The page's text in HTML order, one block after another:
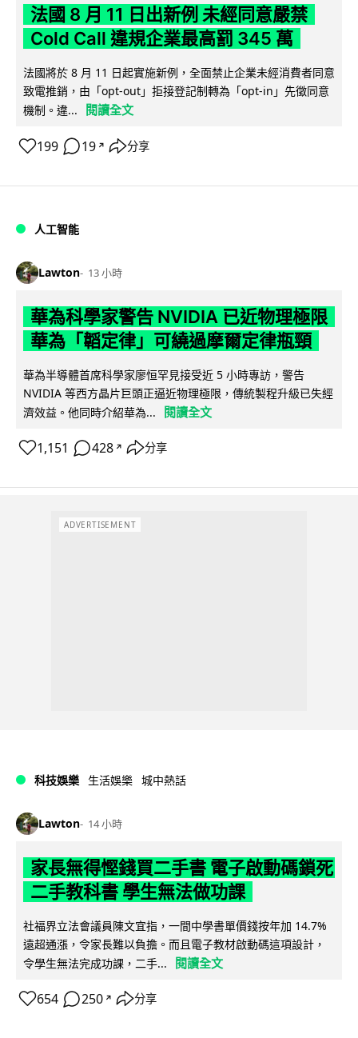
法國 8 月 11 日出新例 未經同意嚴禁
Cold Call 違規企業最高罰 345 萬
法國將於 8 月 11 日起實施新例，全面禁止企業未經消費者同意
致電推銷，由「opt-out」拒接登記制轉為「opt-in」先徵同意
機制。違...
閱讀全文
199 19 ↗ 分享
人工智能
Lawton 13 小時
華為科學家警告 NVIDIA 已近物理極限
華為「韜定律」可繞過摩爾定律瓶頸
華為半導體首席科學家廖恒罕見接受近 5 小時專訪，警告
NVIDIA 等西方晶片巨頭正逼近物理極限，傳統製程升級已失經
濟效益。他同時介紹華為...
閱讀全文
1,151 428 ↗ 分享
ADVERTISEMENT
科技娛樂 生活娛樂 城中熱話
Lawton 14 小時
家長無得慳錢買二手書 電子啟動碼鎖死
二手教科書 學生無法做功課
社福界立法會議員陳文宜指，一間中學書單價錢按年加 14.7%
遠超通漲，令家長難以負擔。而且電子教材啟動碼這項設計，
令學生無法完成功課，二手...
閱讀全文
654 250 ↗ 分享